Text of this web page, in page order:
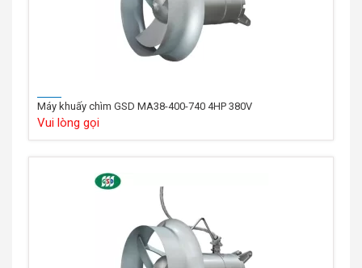
Máy khuấy chìm GSD MA38-400-740 4HP 380V
Vui lòng gọi